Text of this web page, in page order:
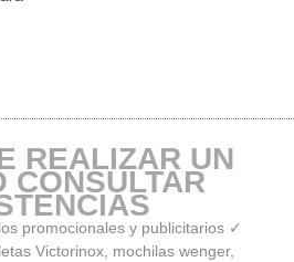
REALIZAR UN
CONSULTAR
promocionales y publicitarios ✓
Victorinox, mochilas wenger,